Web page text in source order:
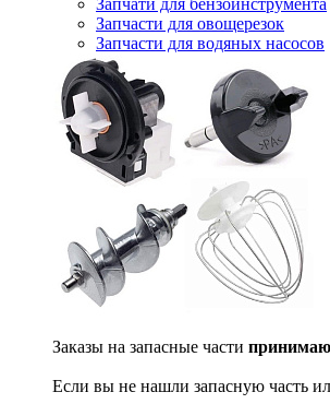
Запчати для бензоинструмента
Запчасти для овощерезок
Запчасти для водяных насосов
Заказы на запасные части
Если вы не нашли запасную часть